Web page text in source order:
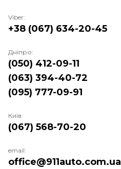
Viber:
+38 (067) 634-20-45
Дніпро:
(050) 412-09-11
(063) 394-40-72
(095) 777-09-91
Київ:
(067) 568-70-20
email:
office@911auto.com.ua